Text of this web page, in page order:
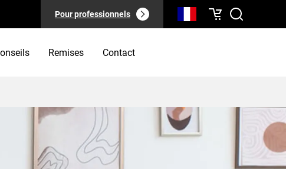
Pour professionnels
Remises Contact